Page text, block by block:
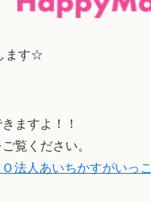
ます☆
ますよ！！
覧ください。
法人あいちかすがいっこ